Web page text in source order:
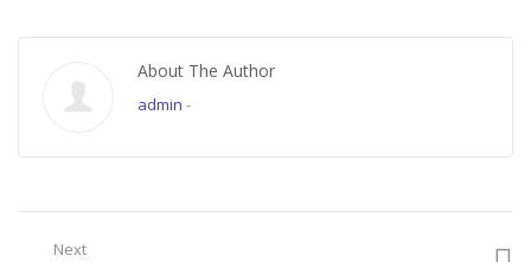
About The Author
admin -
Next